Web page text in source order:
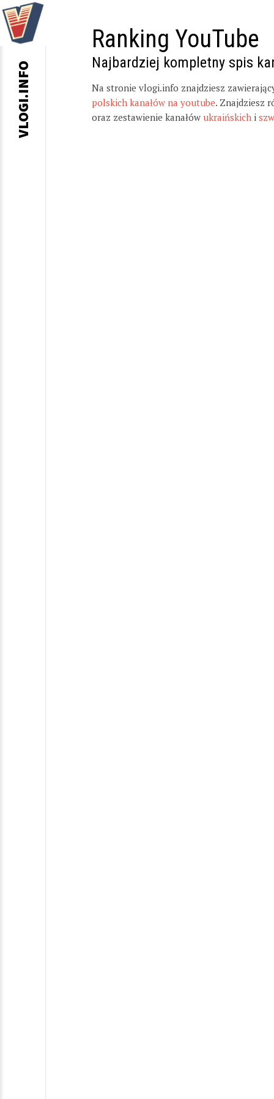
Ranking YouTube
Najbardziej kompletny spis
Na stronie vlogi.info znajdziesz
polskich kanałów na youtube. Znajdziesz
oraz zestawienie kanałów ukraińskich i
VLOGI.INFO